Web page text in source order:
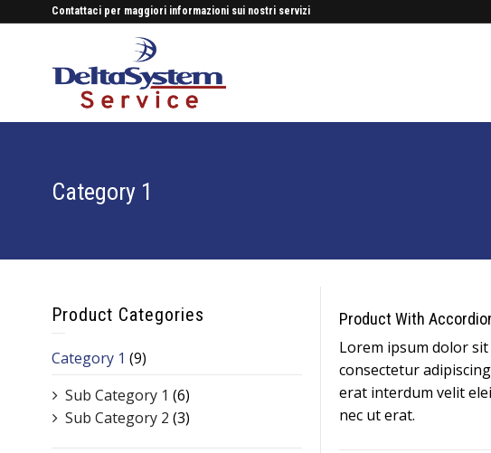
Contattaci per maggiori informazioni sui nostri servizi
Category 1
Product With
Lorem ipsum dolor sit
consectetur
erat interdum velit
nec ut erat.
Product Categories
Category 1 (9)
Sub Category 1 (6)
Sub Category 2 (3)